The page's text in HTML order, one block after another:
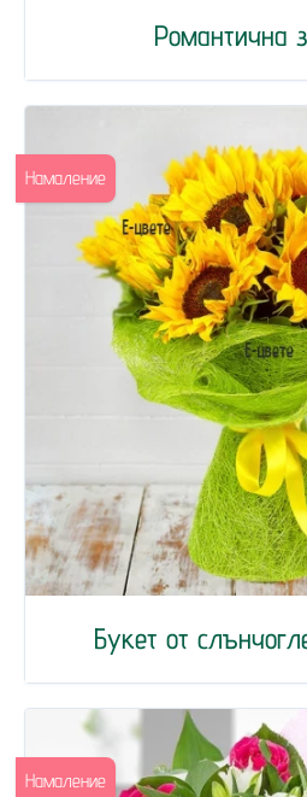
Романтична
Букет от
Намаление
Намаление